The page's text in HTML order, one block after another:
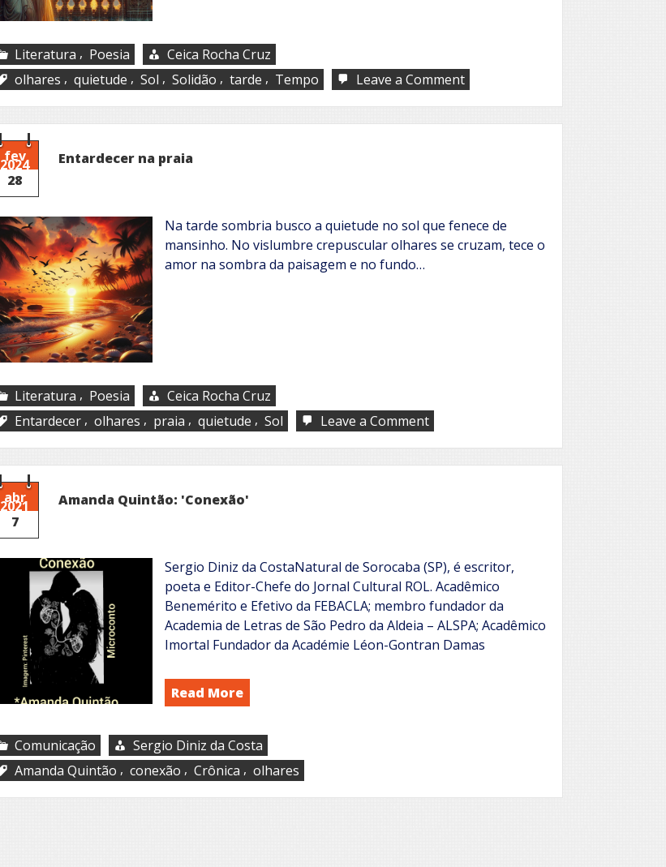
Literatura , Poesia
Ceica Rocha Cruz
olhares , quietude , Sol , Solidão , tarde , Tempo Leave a Commenton
Nos
teus
olhos
fev
2024
28
Entardecer na praia
Na tarde sombria busco a quietude no sol que fenece de
mansinho. No vislumbre crepuscular olhares se cruzam, tece o
amor na sombra da paisagem e no fundo…
Literatura , Poesia
Ceica Rocha Cruz
Entardecer , olhares , praia , quietude , Sol Leave a Commenton
Entardecer
na
praia
abr
2021
7
Amanda Quintão: 'Conexão'
Sergio Diniz da CostaNatural de Sorocaba (SP), é escritor,
poeta e Editor-Chefe do Jornal Cultural ROL. Acadêmico
Benemérito e Efetivo da FEBACLA; membro fundador da
Academia de Letras de São Pedro da Aldeia – ALSPA; Acadêmico
Imortal Fundador da Académie Léon-Gontran Damas
Read More
Comunicação
Sergio Diniz da Costa
Amanda Quintão , conexão , Crônica , olhares